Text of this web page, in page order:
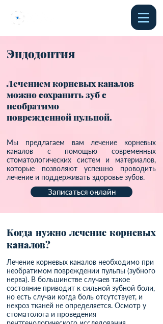
Эндодонтия
Лечением корневых каналов
можно сохранить зуб с
необратимо
поврежденной пульпой.
Мы предлагаем вам лечение корневых
каналов с помощью современных
стоматологических систем и материалов,
которые позволяют успешно проводить
лечение и поддерживать здоровье зубов.
Записаться онлайн
Когда нужно лечение корневых
каналов?
Лечение корневых каналов необходимо при
необратимом повреждении пульпы (зубного
нерва). В большинстве случаев такое
состояние приводит к сильной зубной боли,
но есть случаи когда боль отсутствует, и
некроз тканей не определяется. Осмотр у
стоматолога и проведения